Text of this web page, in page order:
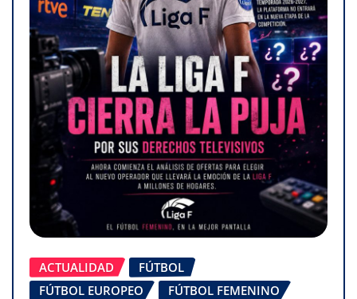
ACTUALIDAD
FÚTBOL
FÚTBOL EUROPEO
FÚTBOL FEMENINO